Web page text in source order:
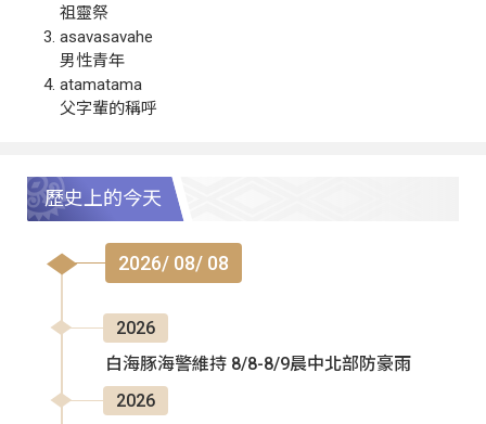
祖靈祭
asavasavahe
男性青年
atamatama
父字輩的稱呼
歷史上的今天
2026/ 08/ 08
2026
白海豚海警維持 8/8-8/9晨中北部防豪雨
2026